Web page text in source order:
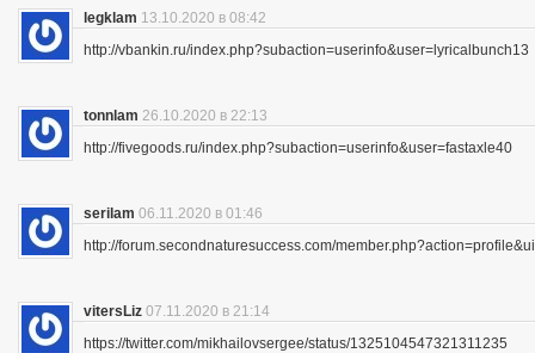
legklam 13.10.2020 в 08:42
http://vbankin.ru/index.php?subaction=userinfo&user=lyricalbunch13
tonnlam 26.10.2020 в 22:13
http://fivegoods.ru/index.php?subaction=userinfo&user=fastaxle40
serilam 06.11.2020 в 01:46
http://forum.secondnaturesuccess.com/
vitersLiz 07.11.2020 в 21:14
https://twitter.com/mikhailovsergee/status/1325104547321311235